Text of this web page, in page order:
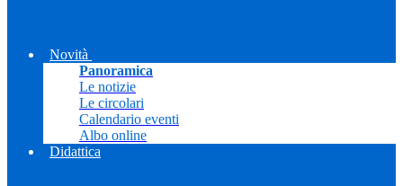
Novità
Panoramica
Le notizie
Le circolari
Calendario eventi
Albo online
Didattica